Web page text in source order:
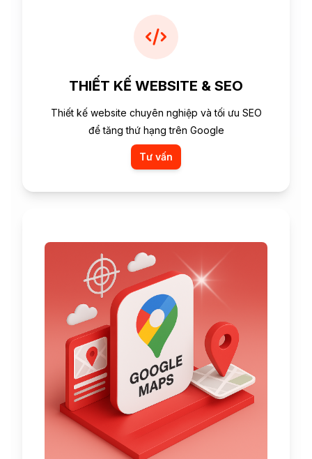
THIẾT KẾ WEBSITE & SEO
Thiết kế website chuyên nghiệp và tối ưu SEO
để tăng thứ hạng trên Google
Tư vấn